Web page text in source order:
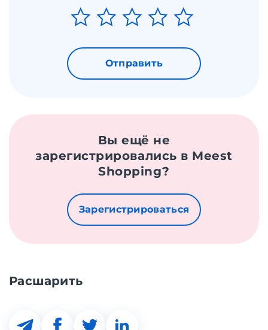
Отправить
Вы ещё не
зарегистрировались в Meest
Shopping?
Зарегистрироваться
Расшарить